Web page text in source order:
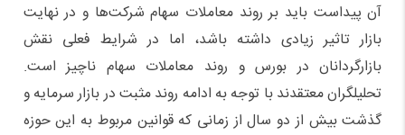
آن پیداست باید بر روند معاملات سهام شرکت‌ها و در نهایت
بازار تاثیر زیادی داشته باشد، اما در شرایط فعلی نقش
بازارگردانان در بورس و روند معاملات سهام ناچیز است.
تحلیلگران معتقدند با توجه به ادامه روند مثبت در بازار سرمایه و
گذشت بیش از دو سال از زمانی که قوانین مربوط به این حوزه